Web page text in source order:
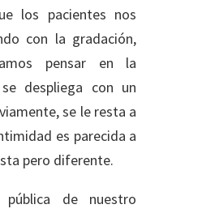
los pacientes nos
con la gradación,
pensar en la
despliega con un
se le resta a
es parecida a
pero diferente.
de nuestro